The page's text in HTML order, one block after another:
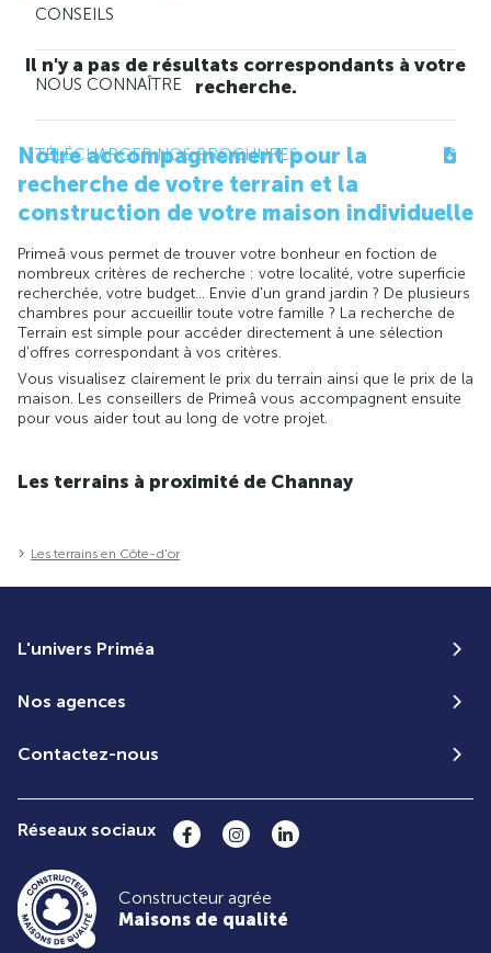
CONSEILS
NOUS CONNAÎTRE
TÉLÉCHARGER NOS BROCHURES
Il n'y a pas de résultats correspondants à votre
recherche.
Notre accompagnement pour la
recherche de votre terrain et la
construction de votre maison individuelle
Primeâ vous permet de trouver votre bonheur en foction de
nombreux critères de recherche : votre localité, votre superficie
recherchée, votre budget... Envie d'un grand jardin ? De plusieurs
chambres pour accueillir toute votre famille ? La recherche de
Terrain est simple pour accéder directement à une sélection
d'offres correspondant à vos critères.
Vous visualisez clairement le prix du terrain ainsi que le prix de la
maison. Les conseillers de Primeâ vous accompagnent ensuite
pour vous aider tout au long de votre projet.
Les terrains à proximité de Channay
Les terrains en Côte-d'or
L'univers Priméa
Nos agences
Contactez-nous
Réseaux sociaux
Constructeur agrée
Maisons de qualité